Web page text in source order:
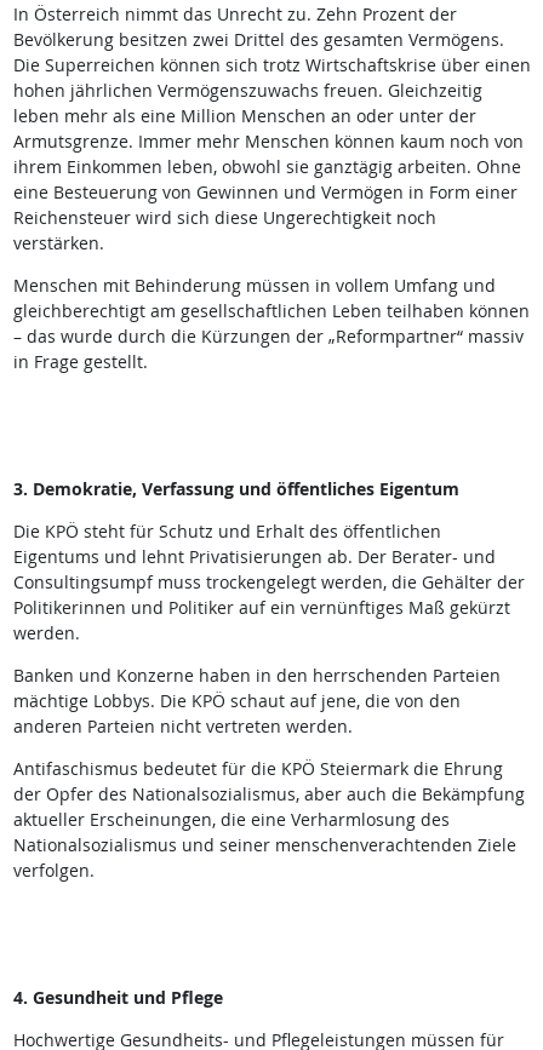
In Österreich nimmt das Unrecht zu. Zehn Prozent der
Bevölkerung besitzen zwei Drittel des gesamten Vermögens.
Die Superreichen können sich trotz Wirtschaftskrise über einen
hohen jährlichen Vermögenszuwachs freuen. Gleichzeitig
leben mehr als eine Million Menschen an oder unter der
Armutsgrenze. Immer mehr Menschen können kaum noch von
ihrem Einkommen leben, obwohl sie ganztägig arbeiten. Ohne
eine Besteuerung von Gewinnen und Vermögen in Form einer
Reichensteuer wird sich diese Ungerechtigkeit noch
verstärken.
Menschen mit Behinderung müssen in vollem Umfang und
gleichberechtigt am gesellschaftlichen Leben teilhaben können
– das wurde durch die Kürzungen der „Reformpartner“ massiv
in Frage gestellt.
3. Demokratie, Verfassung und öffentliches Eigentum
Die KPÖ steht für Schutz und Erhalt des öffentlichen
Eigentums und lehnt Privatisierungen ab. Der Berater- und
Consultingsumpf muss trockengelegt werden, die Gehälter der
Politikerinnen und Politiker auf ein vernünftiges Maß gekürzt
werden.
Banken und Konzerne haben in den herrschenden Parteien
mächtige Lobbys. Die KPÖ schaut auf jene, die von den
anderen Parteien nicht vertreten werden.
Antifaschismus bedeutet für die KPÖ Steiermark die Ehrung
der Opfer des Nationalsozialismus, aber auch die Bekämpfung
aktueller Erscheinungen, die eine Verharmlosung des
Nationalsozialismus und seiner menschenverachtenden Ziele
verfolgen.
4. Gesundheit und Pflege
Hochwertige Gesundheits- und Pflegeleistungen müssen für